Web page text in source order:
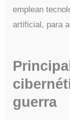
emplean
artificial, para
guerra